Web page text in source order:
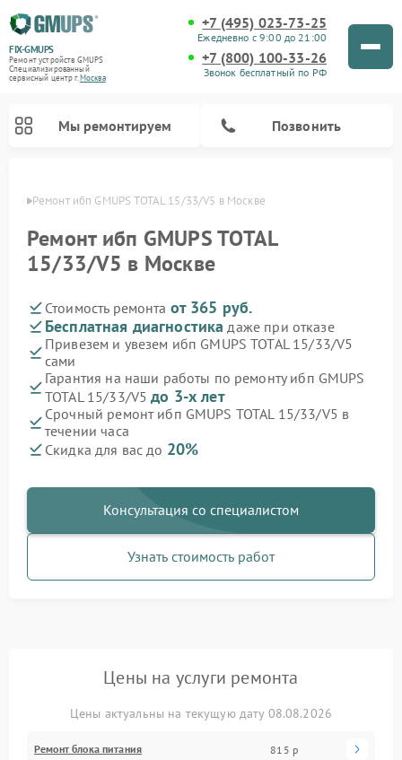
FIX-GMUPS
Ремонт устройств GMUPS
Специализированный
cервисный центр г.Москва
+7 (495) 023-73-25
Ежедневно с 9:00 до 21:00
+7 (800) 100-33-26
Звонок бесплатный по РФ
Мы ремонтируем Позвонить
Ремонт ибп GMUPS TOTAL 15/33/V5 в Москве
Ремонт ибп GMUPS TOTAL
15/33/V5 в Москве
Стоимость ремонта от 365 руб.
Бесплатная диагностика даже при отказе
Привезем и увезем ибп GMUPS TOTAL 15/33/V5
сами
Гарантия на наши работы по ремонту ибп GMUPS
TOTAL 15/33/V5до 3-х лет
Срочный ремонт ибп GMUPS TOTAL 15/33/V5 в
течении часа
Скидка для вас до 20%
Консультация со специалистом
Узнать стоимость работ
Цены на услуги ремонта
Цены актуальны на текущую дату 08.08.2026
Ремонт блока питания 815 р